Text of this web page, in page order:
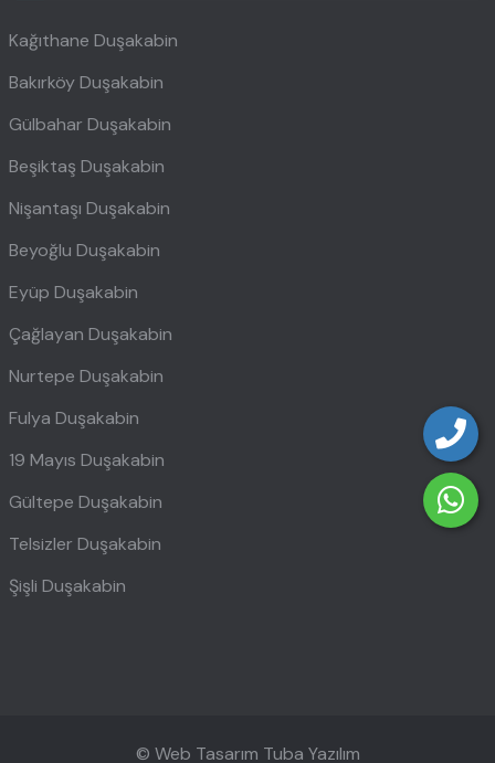
Kağıthane Duşakabin
Bakırköy Duşakabin
Gülbahar Duşakabin
Beşiktaş Duşakabin
Nişantaşı Duşakabin
Beyoğlu Duşakabin
Eyüp Duşakabin
Çağlayan Duşakabin
Nurtepe Duşakabin
Fulya Duşakabin
19 Mayıs Duşakabin
Gültepe Duşakabin
Telsizler Duşakabin
Şişli Duşakabin
© Web Tasarım Tuba Yazılım